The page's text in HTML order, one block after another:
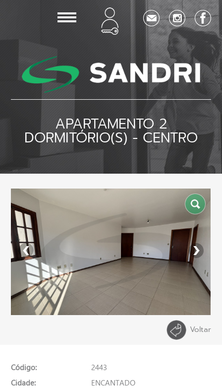
APARTAMENTO 2
DORMITÓRIO(S) - CENTRO
Voltar
Código:
2443
Cidade:
ENCANTADO